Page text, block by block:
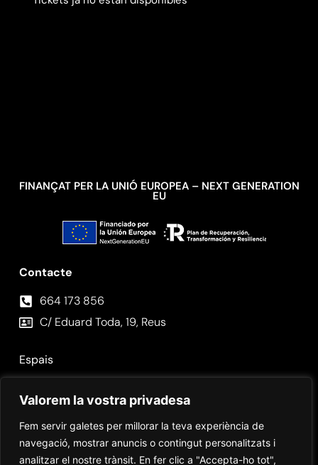
Valorem la vostra privadesa
Fem servir galetes per millorar la teva experiència de
navegació, mostrar anuncis o contingut personalitzats i
analitzar el nostre trànsit. En fer clic a "Accepta-ho tot",
Espais
Contacte
664 173 856⁣
C/ Eduard Toda, 19, Reus
FINANÇAT PER LA UNIÓ EUROPEA – NEXT GENERATION
EU